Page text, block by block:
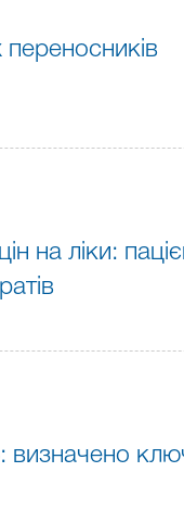
переносників
на ліки:
визначено